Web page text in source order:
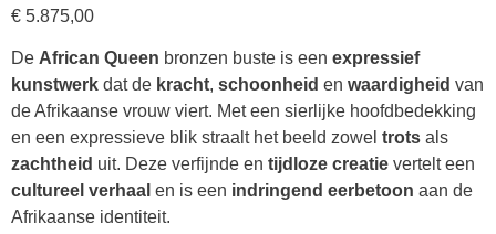
€ 5.875,00
De African Queen bronzen buste is een expressief
kunstwerk dat de kracht, schoonheid en waardigheid van
de Afrikaanse vrouw viert. Met een sierlijke hoofdbedekking
en een expressieve blik straalt het beeld zowel trots als
zachtheid uit. Deze verfijnde en tijdloze creatie vertelt een
cultureel verhaal en is een indringend eerbetoon aan de
Afrikaanse identiteit.